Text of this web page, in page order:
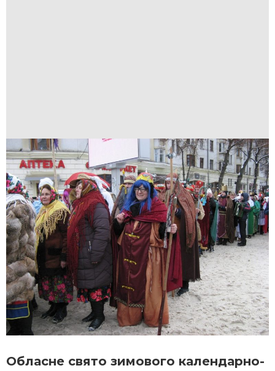
Обласне свято зимового календарно-